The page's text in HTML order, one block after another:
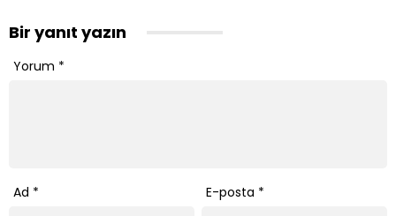
Bir yanıt yazın
Yorum *
Ad * E-posta *